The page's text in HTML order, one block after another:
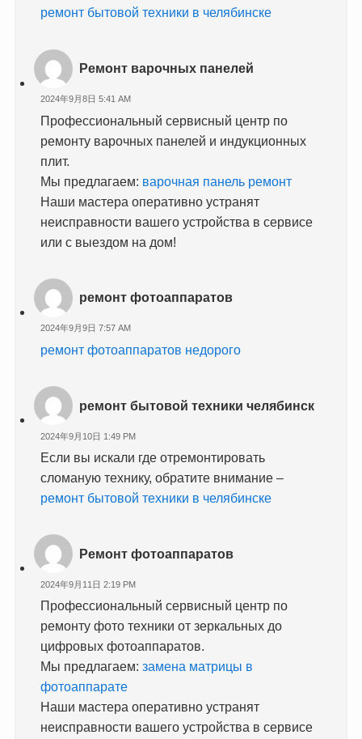
ремонт бытовой техники в челябинске
Ремонт варочных панелей
2024年9月8日 5:41 AM
Профессиональный сервисный центр по
ремонту варочных панелей и индукционных
плит.
Мы предлагаем: варочная панель ремонт
Наши мастера оперативно устранят
неисправности вашего устройства в сервисе
или с выездом на дом!
ремонт фотоаппаратов
2024年9月9日 7:57 AM
ремонт фотоаппаратов недорого
ремонт бытовой техники челябинск
2024年9月10日 1:49 PM
Если вы искали где отремонтировать
сломаную технику, обратите внимание –
ремонт бытовой техники в челябинске
Ремонт фотоаппаратов
2024年9月11日 2:19 PM
Профессиональный сервисный центр по
ремонту фото техники от зеркальных до
цифровых фотоаппаратов.
Мы предлагаем:замена матрицы в
фотоаппарате
Наши мастера оперативно устранят
неисправности вашего устройства в сервисе